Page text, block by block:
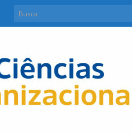
Search for: